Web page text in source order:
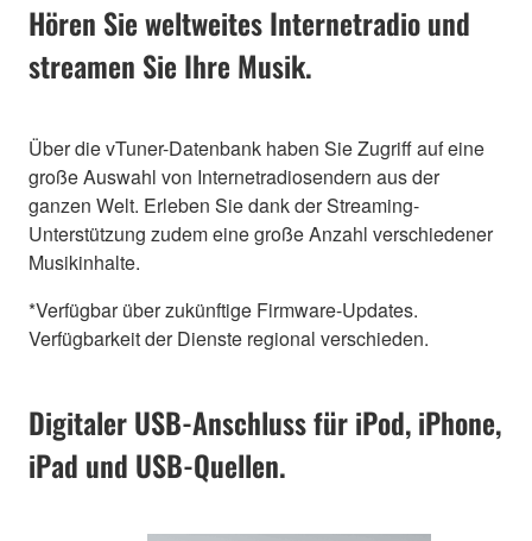
Hören Sie weltweites Internetradio und
streamen Sie Ihre Musik.
Über die vTuner-Datenbank haben Sie Zugriff auf eine
große Auswahl von Internetradiosendern aus der
ganzen Welt. Erleben Sie dank der Streaming-
Unterstützung zudem eine große Anzahl verschiedener
Musikinhalte.
*Verfügbar über zukünftige Firmware-Updates.
Verfügbarkeit der Dienste regional verschieden.
Digitaler USB-Anschluss für iPod, iPhone,
iPad und USB-Quellen.